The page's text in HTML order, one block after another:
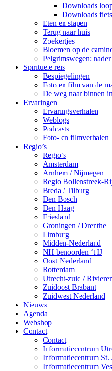
Downloads
Downloads
Eten en slapen
Terug naar huis
Zoekertjes
Bloemen op de
Pelgrimswegen:
Spirituele reis
Bespiegelingen
Foto en film van de
De weg naar binnen
Ervaringen
Ervaringsverhalen
Weblogs
Podcasts
Foto- en filmverhalen
Regio’s
Regio’s
Amsterdam
Arnhem / Nijmegen
Regio Bollenstreek-
Breda / Tilburg
Den Bosch
Den Haag
Friesland
Groningen / Drenthe
Limburg
Midden-Nederland
NH benoorden ‘t IJ
Oost-Nederland
Rotterdam
Utrecht-zuid /
Zuidoost Brabant
Zuidwest Nederland
Nieuws
Agenda
Webshop
Contact
Contact
Informatiecentrum
Informatiecentrum St.
Informatiecentrum